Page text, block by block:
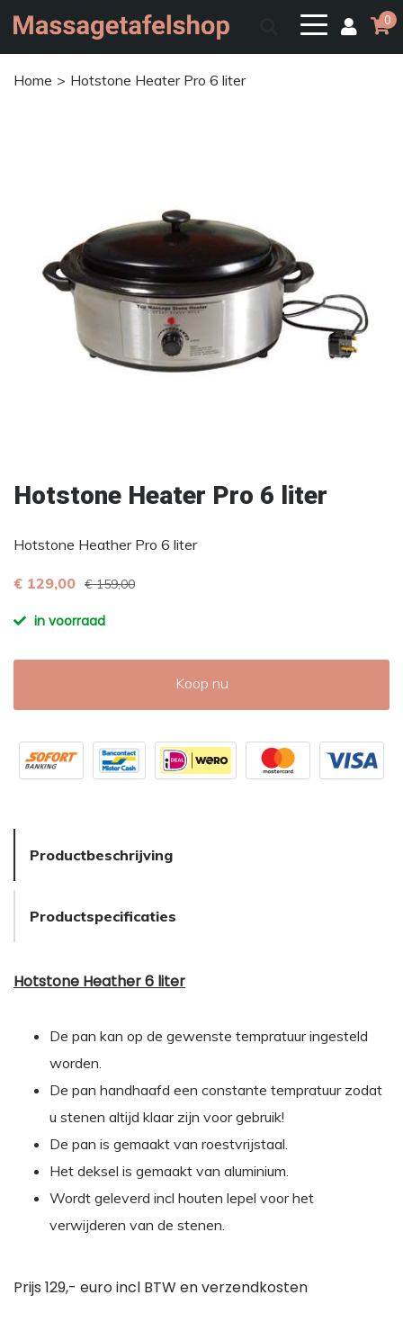
0
Home Hotstone Heater Pro 6 liter
Hotstone Heater Pro 6 liter
Hotstone Heather Pro 6 liter
€ 129,00 € 159,00
in voorraad
Koop nu
Productbeschrijving
Productspecificaties
Hotstone Heather 6 liter
De pan kan op de gewenste tempratuur ingesteld
worden.
De pan handhaafd een constante tempratuur zodat
u stenen altijd klaar zijn voor gebruik!
De pan is gemaakt van roestvrijstaal.
Het deksel is gemaakt van aluminium.
Wordt geleverd incl houten lepel voor het
verwijderen van de stenen.
Prijs 129,- euro incl BTW en verzendkosten